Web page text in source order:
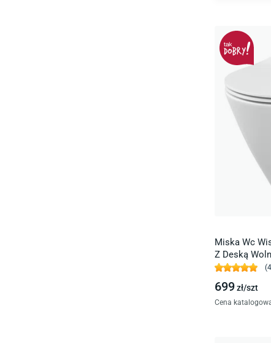
Miska Wc
Z Deską
(
699zł/szt
Cena